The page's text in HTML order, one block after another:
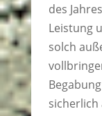
des
Leistung
solch
sicherlich